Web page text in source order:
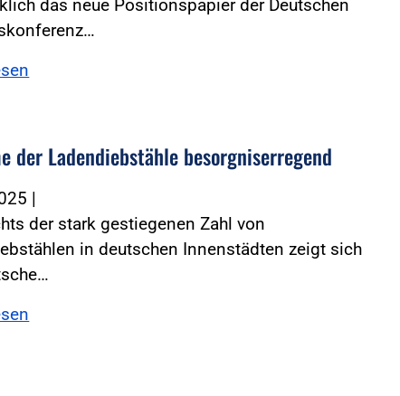
das neue Positionspapier der Deutschen
der Ladendiebstähle besorgniserregend
|
der stark gestiegenen Zahl von
in deutschen Innenstädten zeigt sich